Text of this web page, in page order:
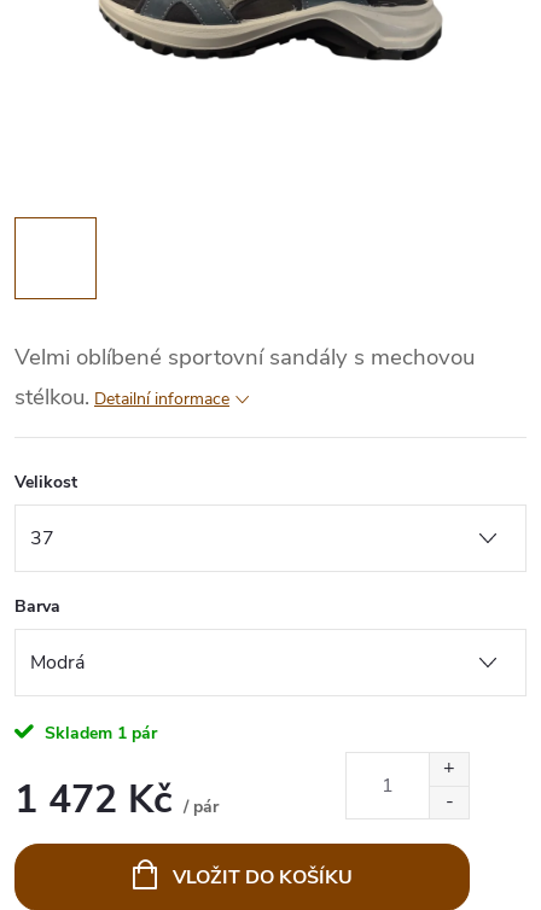
Velmi oblíbené sportovní sandály s mechovou
stélkou. Detailní informace
Velikost
Barva
Skladem 1 pár
1 472 Kč / pár
cena:
VLOŽIT DO KOŠÍKU